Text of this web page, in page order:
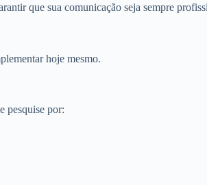
que sua comunicação seja sempre
hoje mesmo.
pesquise por: